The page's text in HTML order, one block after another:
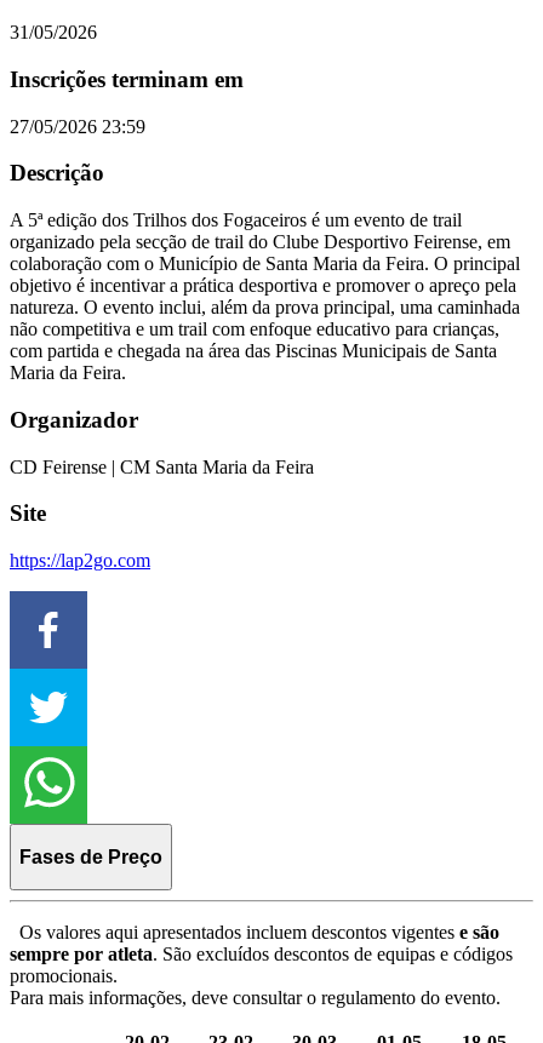
31/05/2026
Inscrições terminam em
27/05/2026 23:59
Descrição
A 5ª edição dos Trilhos dos Fogaceiros é um evento de trail
organizado pela secção de trail do Clube Desportivo Feirense, em
colaboração com o Município de Santa Maria da Feira. O principal
objetivo é incentivar a prática desportiva e promover o apreço pela
natureza. O evento inclui, além da prova principal, uma caminhada
não competitiva e um trail com enfoque educativo para crianças,
com partida e chegada na área das Piscinas Municipais de Santa
Maria da Feira.
Organizador
CD Feirense | CM Santa Maria da Feira
Site
https://lap2go.com
Fases de Preço
Os valores aqui apresentados incluem descontos vigentes e são
sempre por atleta. São excluídos descontos de equipas e códigos
promocionais.
Para mais informações, deve consultar o regulamento do evento.